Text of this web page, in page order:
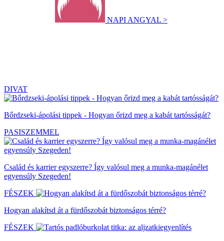
NAPI ANGYAL >
DIVAT
Bőrdzseki-ápolási tippek - Hogyan őrizd meg a kabát tartósságát?
PASISZEMMEL
Család és karrier egyszerre? Így valósul meg a munka-magánélet
egyensúly Szegeden!
FÉSZEK
Hogyan alakítsd át a fürdőszobát biztonságos térré?
FÉSZEK